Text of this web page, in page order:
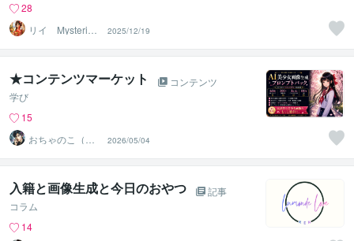
28
リイ Mysteriou
s W
2025/12/19
★コンテンツマーケット
コンテンツ
学び
15
おちゃのこ（御
茶乃子祭々）
2026/05/04
入籍と画像生成と今日のおやつ
記事
コラム
14